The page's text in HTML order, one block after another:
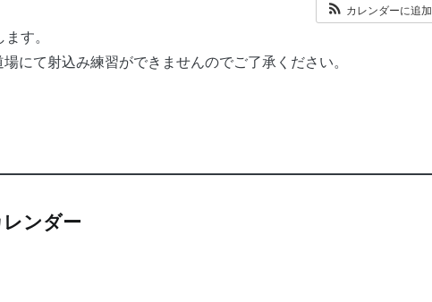
カレンダーに追加
す。
にて射込み練習ができませんのでご了承ください。
ンダー